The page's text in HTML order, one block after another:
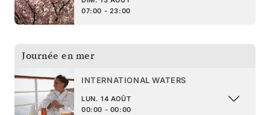
07:00 - 23:00
Journée en mer
INTERNATIONAL WATERS
LUN. 14 AOÛT
00:00 - 00:00